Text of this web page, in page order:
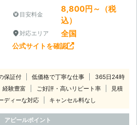
目安料金
8,800円～（税
込）
対応エリア 全国
公式サイトを確認
保証付 低価格で丁寧な仕事
365日24時
経験豊富 ご好評・高いリピート率
見積
ディーな対応 キャンセル料なし
アピールポイント